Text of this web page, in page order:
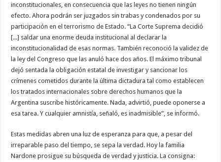
inconstitucionales, en consecuencia que las leyes no tienen ningún
efecto. Ahora podrán ser juzgados sin trabas y condenados por su
participación en el terrorismo de Estado. “La Corte Suprema decidió
[...] saldar una enorme deuda institucional al declarar la
inconstitucionalidad de esas normas. También reconoció la validez de
la ley del Congreso que las anuló hace dos años. El máximo tribunal
dejó sentada la obligación estatal de investigar y sancionar los
crímenes cometidos durante la última dictadura tal como establecen
los tratados internacionales sobre derechos humanos que la
Argentina suscribe históricamente. Nada, advirtió, puede oponerse a
esa tarea. Y cualquier amnistía, señaló, es inadmisible”, se informó.
Estas medidas abren una luz de esperanza para que, a pesar del
irreparable paso del tiempo, se sepa la verdad. Hoy la familia
Nardone prosigue su búsqueda de verdad y justicia. La consigna: